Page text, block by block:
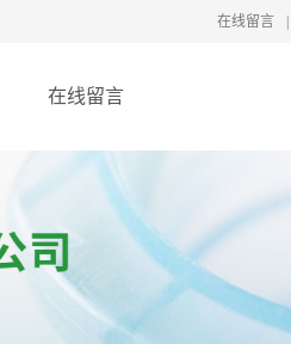
在线留言
在线留言